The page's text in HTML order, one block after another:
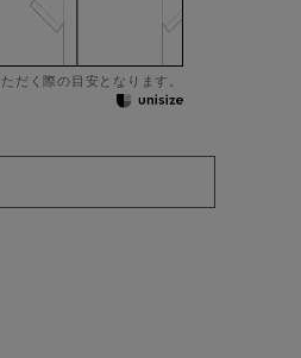
だく際の目安となります。